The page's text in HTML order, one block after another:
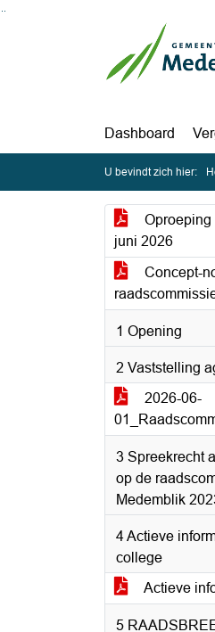
Ga naar de inhoud van deze
Dashboard
U bevindt zich hier:
Oproeping
juni 2026
Concept-
1 Opening
2 Vaststelling
2026-06-
3 Spreekrecht
op de
Medemblik
4 Actieve
college
Actieve
5